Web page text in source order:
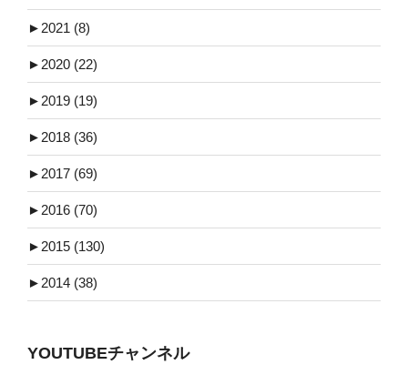
► 2021 (8)
► 2020 (22)
► 2019 (19)
► 2018 (36)
► 2017 (69)
► 2016 (70)
► 2015 (130)
► 2014 (38)
YOUTUBEチャンネル